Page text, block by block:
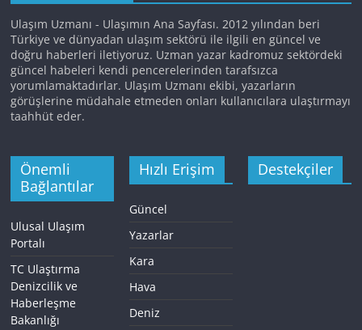
Ulaşım Uzmanı - Ulaşımın Ana Sayfası. 2012 yılından beri
Türkiye ve dünyadan ulaşım sektörü ile ilgili en güncel ve
doğru haberleri iletiyoruz. Uzman yazar kadromuz sektördeki
güncel habeleri kendi pencerelerinden tarafsızca
yorumlamaktadırlar. Ulaşım Uzmanı ekibi, yazarların
görüşlerine müdahale etmeden onları kullanıcılara ulaştırmayı
taahhüt eder.
Önemli
Bağlantılar
Ulusal Ulaşım
Portalı
TC Ulaştırma
Denizcilik ve
Haberleşme
Bakanlığı
Hızlı Erişim
Güncel
Yazarlar
Kara
Hava
Deniz
Destekçiler